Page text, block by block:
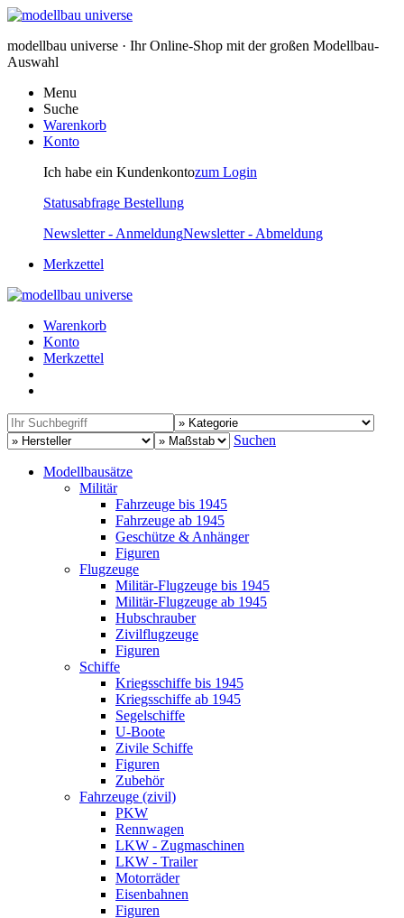
modellbau universe · Ihr Online-Shop mit der großen Modellbau-
Auswahl
Menu
Suche
Warenkorb
Konto
Ich habe ein Kundenkontozum Login
Statusabfrage Bestellung
Newsletter - AnmeldungNewsletter - Abmeldung
Merkzettel
Warenkorb
Konto
Merkzettel
Suchen
Modellbausätze
Militär
Fahrzeuge bis 1945
Fahrzeuge ab 1945
Geschütze & Anhänger
Figuren
Flugzeuge
Militär-Flugzeuge bis 1945
Militär-Flugzeuge ab 1945
Hubschrauber
Zivilflugzeuge
Figuren
Schiffe
Kriegsschiffe bis 1945
Kriegsschiffe ab 1945
Segelschiffe
U-Boote
Zivile Schiffe
Figuren
Zubehör
Fahrzeuge (zivil)
PKW
Rennwagen
LKW - Zugmaschinen
LKW - Trailer
Motorräder
Eisenbahnen
Figuren